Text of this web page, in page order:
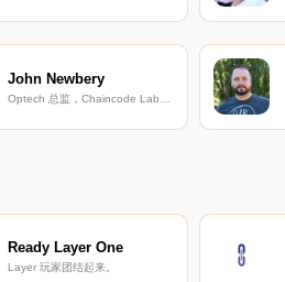
John Newbery
Ready Layer One
Layer 玩家团结起来。